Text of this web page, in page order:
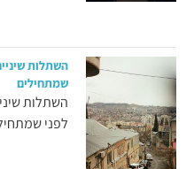
השתלות
שמתחילים
לפני